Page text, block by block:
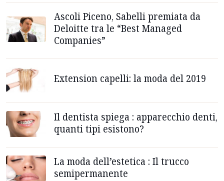
Ascoli Piceno, Sabelli premiata da
Deloitte tra le “Best Managed
Companies”
Extension capelli: la moda del 2019
Il dentista spiega : apparecchio denti,
quanti tipi esistono?
La moda dell’estetica : Il trucco
semipermanente